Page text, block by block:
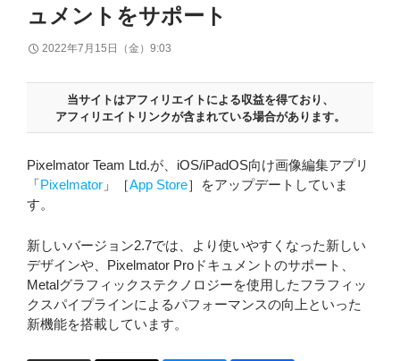
ュメントをサポート
2022年7月15日（金）9:03
当サイトはアフィリエイトによる収益を得ており、
アフィリエイトリンクが含まれている場合があります。
Pixelmator Team Ltd.が、iOS/iPadOS向け画像編集アプリ
「Pixelmator 」［App Store］をアップデートしていま
す。
新しいバージョン2.7では、より使いやすくなった新しい
デザインや、Pixelmator Proドキュメントのサポート、
Metalグラフィックステクノロジーを使用したフラフィッ
クスパイプラインによるパフォーマンスの向上といった
新機能を搭載しています。